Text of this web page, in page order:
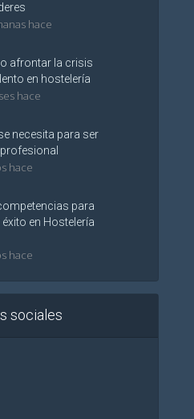
hace
afrontar la crisis
en hostelería
hace
necesita para ser
hace
para
éxito en Hostelería
hace
sociales